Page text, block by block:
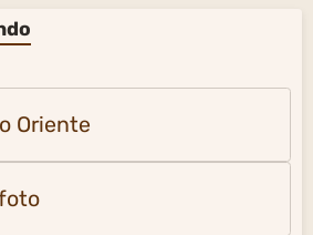
Oriente